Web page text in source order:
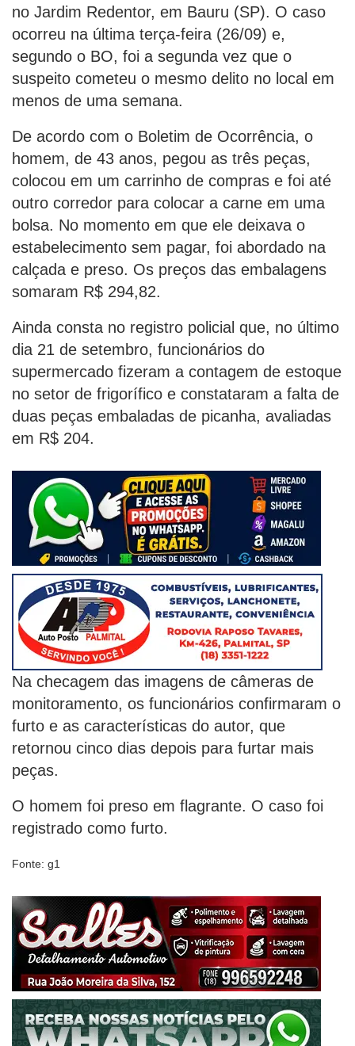
no Jardim Redentor, em Bauru (SP). O caso
ocorreu na última terça-feira (26/09) e,
segundo o BO, foi a segunda vez que o
suspeito cometeu o mesmo delito no local em
menos de uma semana.
De acordo com o Boletim de Ocorrência, o
homem, de 43 anos, pegou as três peças,
colocou em um carrinho de compras e foi até
outro corredor para colocar a carne em uma
bolsa. No momento em que ele deixava o
estabelecimento sem pagar, foi abordado na
calçada e preso. Os preços das embalagens
somaram R$ 294,82.
Ainda consta no registro policial que, no último
dia 21 de setembro, funcionários do
supermercado fizeram a contagem de estoque
no setor de frigorífico e constataram a falta de
duas peças embaladas de picanha, avaliadas
em R$ 204.
Na checagem das imagens de câmeras de
monitoramento, os funcionários confirmaram o
furto e as características do autor, que
retornou cinco dias depois para furtar mais
peças.
O homem foi preso em flagrante. O caso foi
registrado como furto.
Fonte: g1